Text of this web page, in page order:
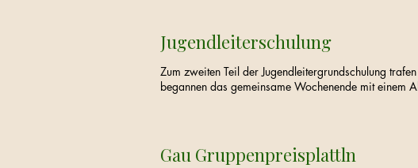
Jugendleiterschulung
Zum zweiten Teil der Jugendleitergrundschulung
begannen das gemeinsame Wochenende mit einem
Gau Gruppenpreisplattln